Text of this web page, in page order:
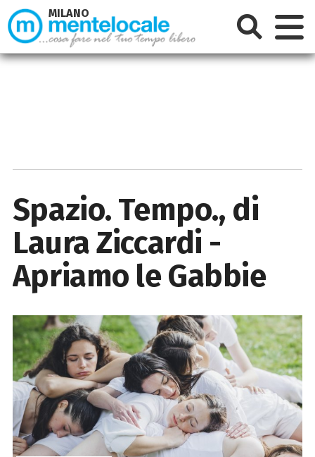
Spazio. Tempo., di
Laura Ziccardi -
Apriamo le Gabbie
MILANO